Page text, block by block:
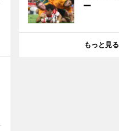
ー
もっと見る